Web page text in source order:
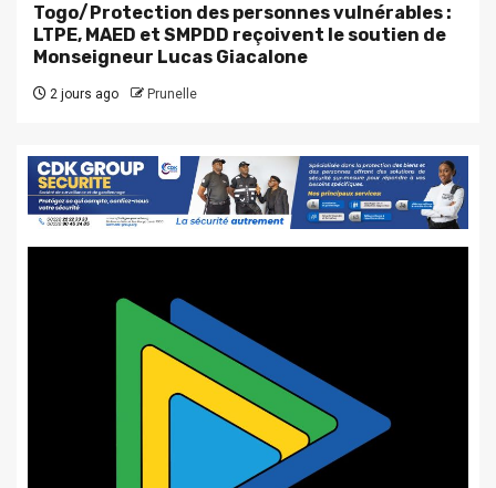
Togo/Protection des personnes vulnérables :
LTPE, MAED et SMPDD reçoivent le soutien de
Monseigneur Lucas Giacalone
2 jours ago Prunelle